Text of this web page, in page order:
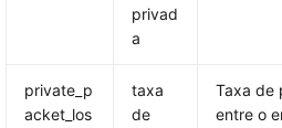
privad
a
private_p
acket_los
taxa
de
Taxa de
entre o